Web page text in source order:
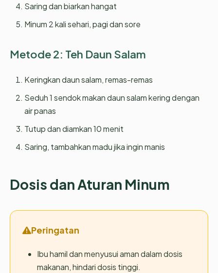
Saring dan biarkan hangat
Minum 2 kali sehari, pagi dan sore
Metode 2: Teh Daun Salam
Keringkan daun salam, remas-remas
Seduh 1 sendok makan daun salam kering dengan
air panas
Tutup dan diamkan 10 menit
Saring, tambahkan madu jika ingin manis
Dosis dan Aturan Minum
Peringatan
Ibu hamil dan menyusui aman dalam dosis
makanan, hindari dosis tinggi.